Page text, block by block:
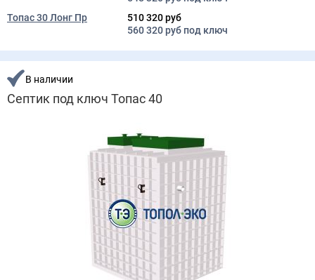
Топас 30 Лонг Пр
510 320 руб
560 320 руб под ключ
В наличии
Септик под ключ Топас 40